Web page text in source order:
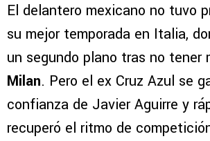
El delantero mexicano no tuvo
su mejor temporada en Italia,
un segundo plano tras no tener
Milan. Pero el ex Cruz Azul se
confianza de Javier Aguirre y
recuperó el ritmo de